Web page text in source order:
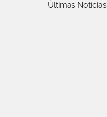
Últimas Notícias